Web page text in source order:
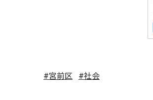
#宮前区 #社会